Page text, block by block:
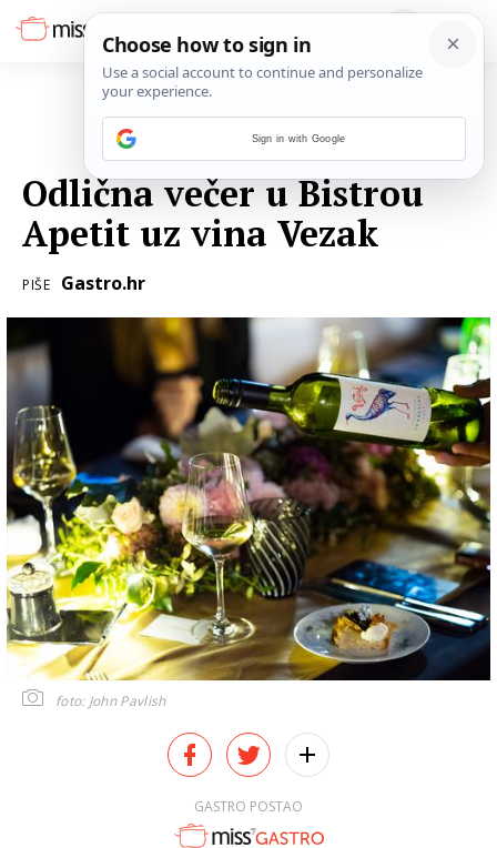
Odlična večer u Bistrou
Apetit uz vina Vezak
PIŠE Gastro.hr
foto: John Pavlish
GASTRO POSTAO
Sign in with Google